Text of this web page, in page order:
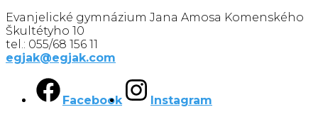
Evanjelické gymnázium Jana Amosa Komenského
Škultétyho 10
tel.: 055/68 156 11
egjak@egjak.com
Facebook Instagram